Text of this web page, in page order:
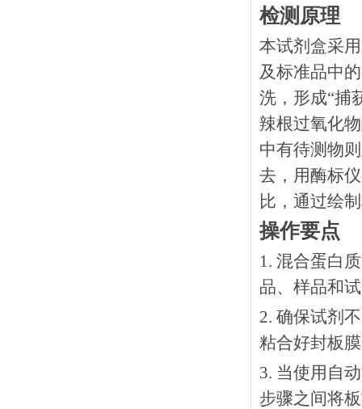
检测原理
本试剂盒采
及标准品中
洗，形成“捕
辣根过氧化
中有待测物
去，用酶标
比，通过绘
操作要点
1. 混合蛋白
品、样品和
2. 确保试剂
粘合好封板
3. 当使用自
步骤之间将